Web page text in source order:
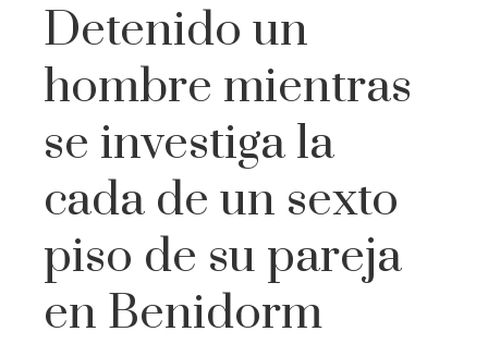
Detenido un
hombre mientras
se investiga la
cada de un sexto
piso de su pareja
en Benidorm